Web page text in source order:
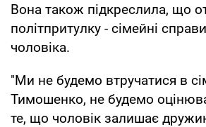
Вона також підкреслила, що
політпритулку - сімейні
чоловіка.
"Ми не будемо втручатися в
Тимошенко, не будемо
те, що чоловік залишає